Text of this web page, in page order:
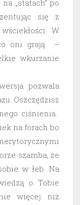
„statach” po
się z
W
oni grają –
wkurzanie
pozwala
Oszczędzisz
ciśnienia.
na forach bo
szamba, że
w łeb. Na
o Tobie
więcej niż